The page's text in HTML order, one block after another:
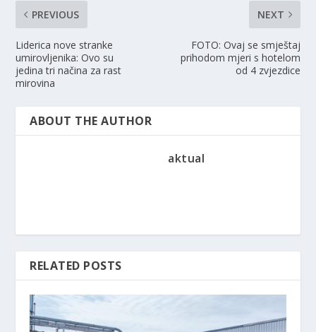
PREVIOUS
Liderica nove stranke
umirovljenika: Ovo su
jedina tri načina za rast
mirovina
NEXT
FOTO: Ovaj se smještaj
prihodom mjeri s hotelom
od 4 zvjezdice
ABOUT THE AUTHOR
aktual
RELATED POSTS